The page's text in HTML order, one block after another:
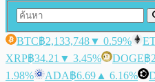
BTC฿2,133,748▼ 0.59%
XRP฿34.21 ▼ 3.45% DOGE฿
1.98%
ADA฿6.69 ▲ 6.16%